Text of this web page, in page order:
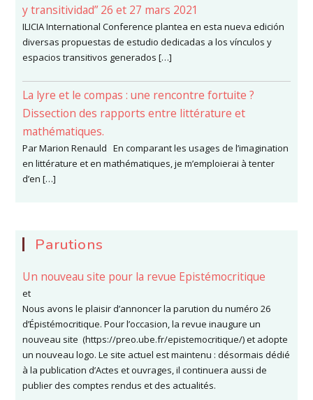
y transitividad” 26 et 27 mars 2021
ILICIA International Conference plantea en esta nueva edición
diversas propuestas de estudio dedicadas a los vínculos y
espacios transitivos generados […]
La lyre et le compas : une rencontre fortuite ?
Dissection des rapports entre littérature et
mathématiques.
Par Marion Renauld En comparant les usages de l’imagination
en littérature et en mathématiques, je m’emploierai à tenter
d’en […]
Parutions
Un nouveau site pour la revue Epistémocritique
et
Nous avons le plaisir d’annoncer la parution du numéro 26
d’Épistémocritique. Pour l’occasion, la revue inaugure un
nouveau site (https://preo.ube.fr/epistemocritique/) et adopte
un nouveau logo. Le site actuel est maintenu : désormais dédié
à la publication d’Actes et ouvrages, il continuera aussi de
publier des comptes rendus et des actualités.